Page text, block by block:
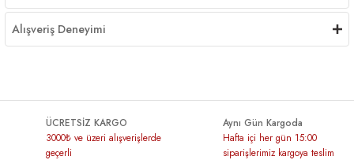
Alışveriş Deneyimi
ÜCRETSİZ KARGO
3000₺ ve üzeri alışverişlerde
geçerli
Aynı Gün Kargoda
Hafta içi her gün 15:00
siparişlerimiz kargoya teslim